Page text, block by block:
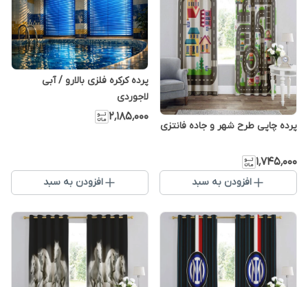
پرده چاپی طرح شهر و جاده فانتزی
۱٬۷۴۵٬۰۰۰
افزودن به سبد
پرده کرکره فلزی بالارو / آبی
لاجوردی
۲٬۱۸۵٬۰۰۰
افزودن به سبد